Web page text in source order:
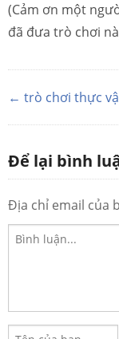
(Cảm ơn một
đã đưa trò chơi
← trò chơi thực
Để lại bình
Địa chỉ email của